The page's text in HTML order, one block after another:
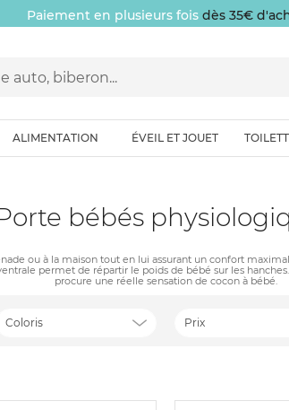
Paiement en plusieurs fois dès 35€
ALIMENTATION ÉVEIL ET JOUET
Porte bébés
ou à la maison tout en lui assurant un confort
permet de répartir le poids de bébé sur les
procure une réelle sensation de cocon à bébé.
Coloris Prix